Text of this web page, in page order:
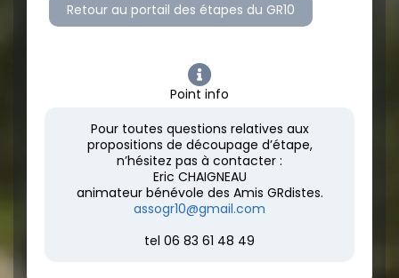
Retour au portail des étapes du GR10
Point info
Pour toutes questions relatives aux
propositions de découpage d’étape,
n’hésitez pas à contacter :
Eric CHAIGNEAU
animateur bénévole des Amis GRdistes.
assogr10@gmail.com
tel 06 83 61 48 49